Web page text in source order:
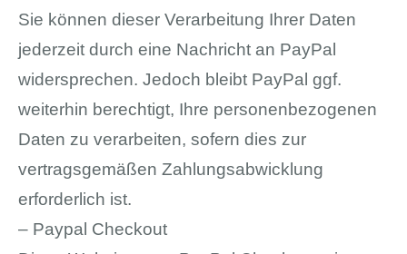
Sie können dieser Verarbeitung Ihrer Daten
jederzeit durch eine Nachricht an PayPal
widersprechen. Jedoch bleibt PayPal ggf.
weiterhin berechtigt, Ihre personenbezogenen
Daten zu verarbeiten, sofern dies zur
vertragsgemäßen Zahlungsabwicklung
erforderlich ist.
– Paypal Checkout